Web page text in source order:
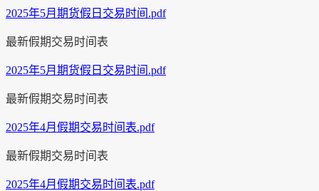
2025年5月期货假日交易时间.pdf
最新假期交易时间表
2025年5月期货假日交易时间.pdf
最新假期交易时间表
2025年4月假期交易时间表.pdf
最新假期交易时间表
2025年4月假期交易时间表.pdf